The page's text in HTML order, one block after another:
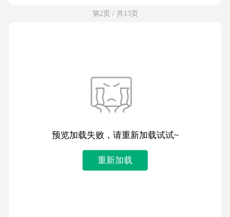
第2页 / 共13页
预览加载失败，请重新加载试试~
重新加载